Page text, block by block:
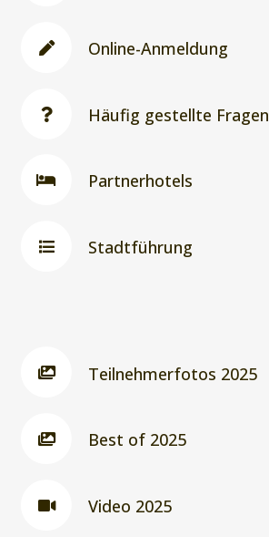
Online-Anmeldung
Häufig gestellte Fragen
Partnerhotels
Stadtführung
Teilnehmerfotos 2025
Best of 2025
Video 2025